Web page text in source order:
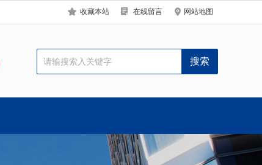
收藏本站 在线留言 网站地图